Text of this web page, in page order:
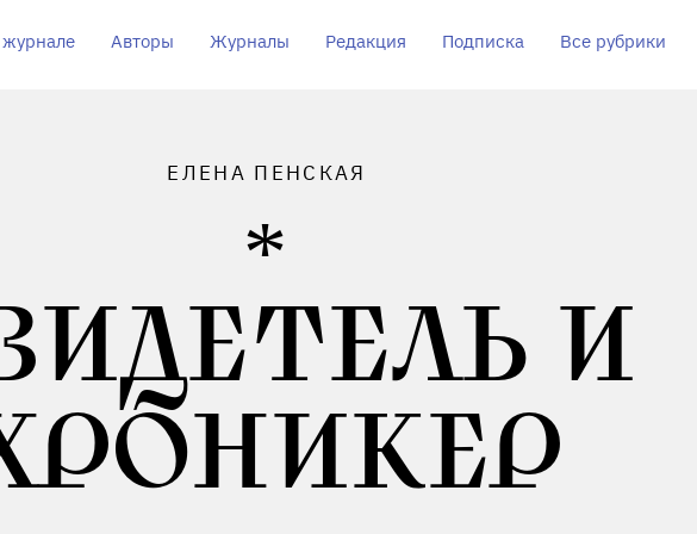
Авторы Журналы Редакция Подписка Все рубрики
ЕЛЕНА ПЕНСКАЯ
И